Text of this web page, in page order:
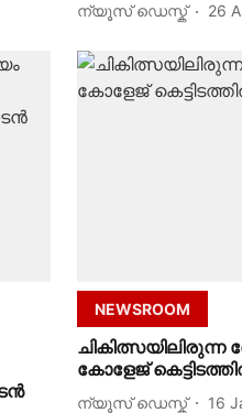
ന്യൂസ് ഡെസ്ക് 26
NEWSROOM
കോളേജ്
ന്യൂസ് ഡെസ്ക് 16